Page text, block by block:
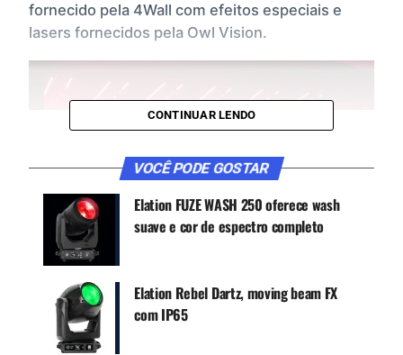
fornecido pela 4Wall com efeitos especiais e
lasers fornecidos pela Owl Vision.
FEIXES, ESTROBOS E BARRAS DE LED
CONTINUAR LENDO
VOCÊ PODE GOSTAR
Elation FUZE WASH 250 oferece wash
suave e cor de espectro completo
Elation Rebel Dartz, moving beam FX
com IP65